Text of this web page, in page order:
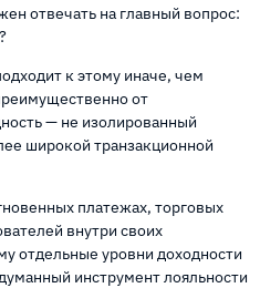
отвечать на главный вопрос:
к этому иначе, чем
от
— не изолированный
широкой транзакционной
платежах, торговых
внутри своих
отдельные уровни доходности
инструмент лояльности